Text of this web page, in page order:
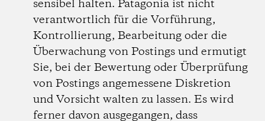
sensibel halten. Patagonia ist nicht
verantwortlich für die Vorführung,
Kontrollierung, Bearbeitung oder die
Überwachung von Postings und ermutigt
Sie, bei der Bewertung oder Überprüfung
von Postings angemessene Diskretion
und Vorsicht walten zu lassen. Es wird
ferner davon ausgegangen, dass